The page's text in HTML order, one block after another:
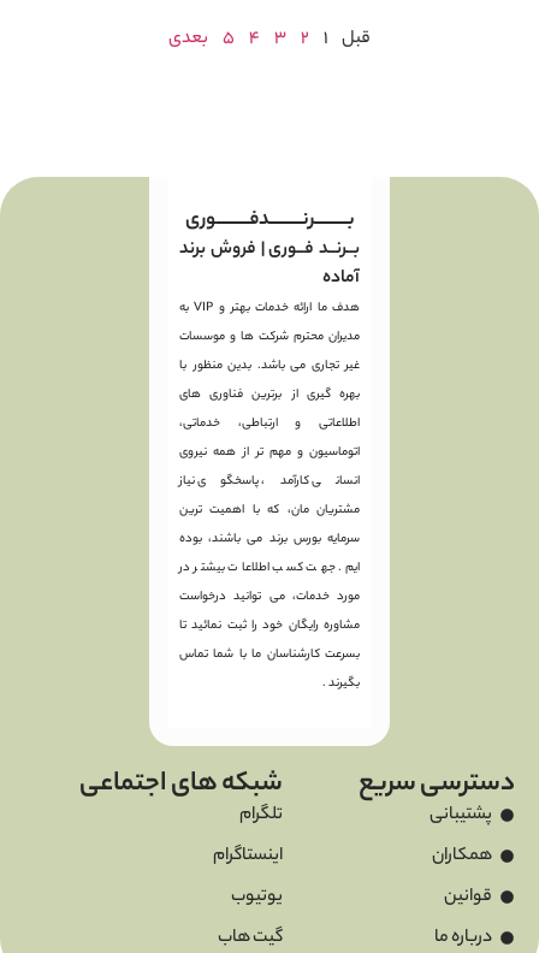
قبل 1
2
3
4
5 بعدی
بـــــــــرنـــــــــدفـــــــــوری
بــرنــد فــوری | فروش برند
آماده
هدف ما ارائه خدمات بهتر و VIP به
مدیران محترم شرکت ها و موسسات
غیر تجاری می باشد. بدین منظور با
بهره گیری از برترین فناوری های
اطلاعاتی و ارتباطی، خدماتی،
اتوماسیون و مهم تر از همه نیروی
انسانی کارآمد، پاسخگوی نیاز
مشتریان مان، که با اهمیت ترین
سرمایه بورس برند می باشند، بوده
ایم. جهت کسب اطلاعات بیشتر در
مورد خدمات، می توانید درخواست
مشاوره رایگان خود را ثبت نمائید تا
بسرعت کارشناسان ما با شما تماس
بگیرند .
دسترسی سریع
پشتیبانی
همکاران
قوانین
درباره ما
شبکه های اجتماعی
تلگرام
اینستاگرام
یوتیوب
گیت هاب